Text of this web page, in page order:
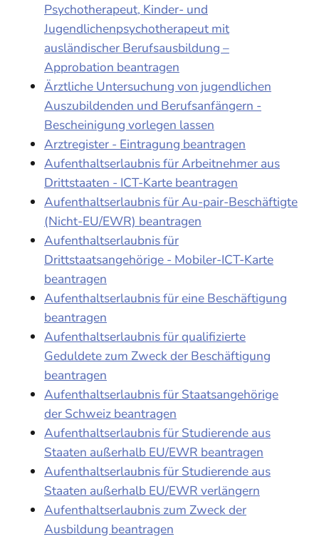
Psychotherapeut, Kinder- und
Jugendlichenpsychotherapeut mit
ausländischer Berufsausbildung –
Approbation beantragen
Ärztliche Untersuchung von jugendlichen
Auszubildenden und Berufsanfängern -
Bescheinigung vorlegen lassen
Arztregister - Eintragung beantragen
Aufenthaltserlaubnis für Arbeitnehmer aus
Drittstaaten - ICT-Karte beantragen
Aufenthaltserlaubnis für Au-pair-Beschäftigte
(Nicht-EU/EWR) beantragen
Aufenthaltserlaubnis für
Drittstaatsangehörige - Mobiler-ICT-Karte
beantragen
Aufenthaltserlaubnis für eine Beschäftigung
beantragen
Aufenthaltserlaubnis für qualifizierte
Geduldete zum Zweck der Beschäftigung
beantragen
Aufenthaltserlaubnis für Staatsangehörige
der Schweiz beantragen
Aufenthaltserlaubnis für Studierende aus
Staaten außerhalb EU/EWR beantragen
Aufenthaltserlaubnis für Studierende aus
Staaten außerhalb EU/EWR verlängern
Aufenthaltserlaubnis zum Zweck der
Ausbildung beantragen